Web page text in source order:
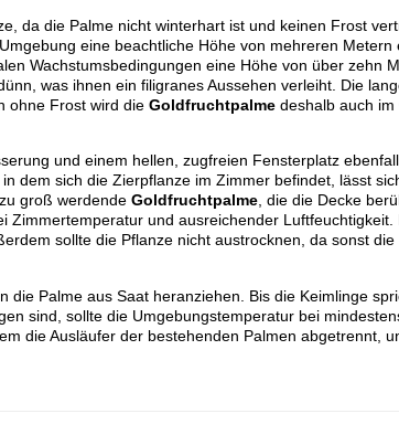
da die Palme nicht winterhart ist und keinen Frost
eine beachtliche Höhe von mehreren Metern
Wachstumsbedingungen eine Höhe von über zehn
was ihnen ein filigranes Aussehen verleiht. Die
ohne Frost wird die Goldfruchtpalme deshalb auch
und einem hellen, zugfreien Fensterplatz
dem sich die Zierpflanze im Zimmer befindet, lässt
groß werdende Goldfruchtpalme , die die Decke
Zimmertemperatur und ausreichender Luftfeuchtigkeit.
sollte die Pflanze nicht austrocknen, da sonst
die Palme aus Saat heranziehen. Bis die Keimlinge
sind, sollte die Umgebungstemperatur bei
die Ausläufer der bestehenden Palmen abgetrennt,